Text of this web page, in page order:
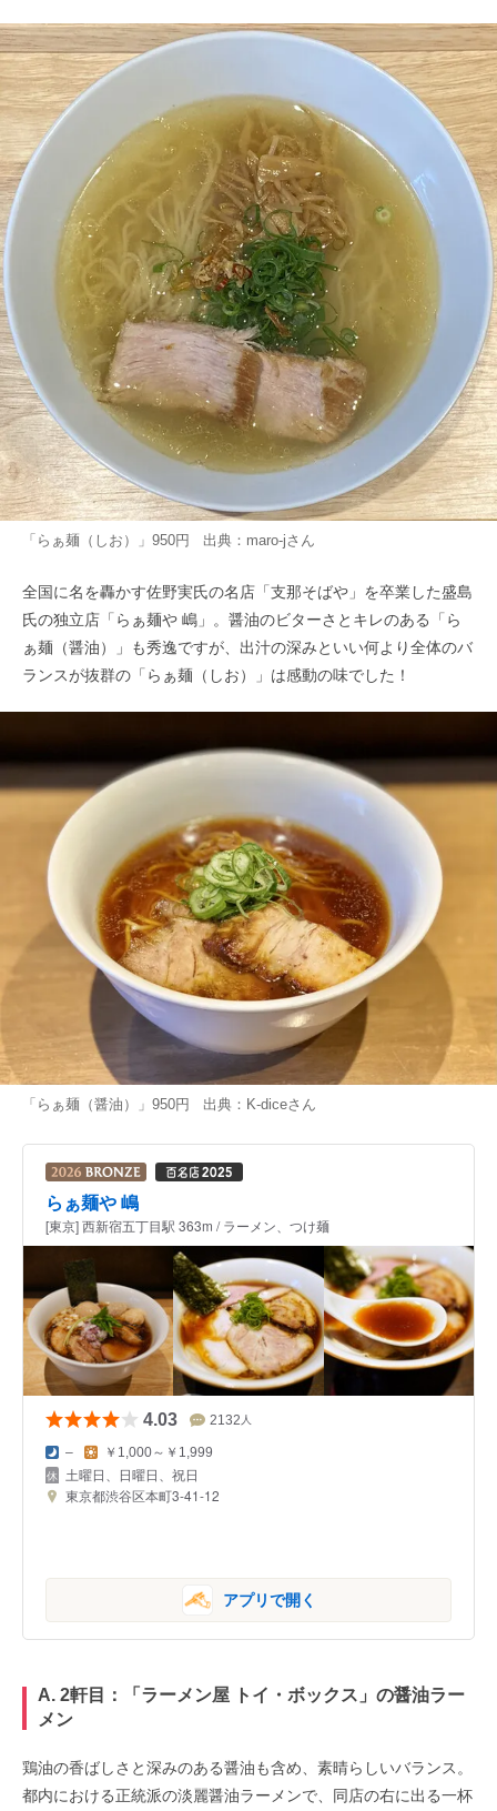
「らぁ麺（しお）」950円 出典： maro-jさん
全国に名を轟かす佐野実氏の名店「支那そばや」を卒業した盛島
氏の独立店「らぁ麺や 嶋」。醤油のビターさとキレのある「ら
ぁ麺（醤油）」も秀逸ですが、出汁の深みといい何より全体のバ
ランスが抜群の「らぁ麺（しお）」は感動の味でした！
「らぁ麺（醤油）」950円 出典： K-diceさん
らぁ麺や 嶋
[東京] 西新宿五丁目駅 363m / ラーメン、つけ麺
4.03 2132 人
– ￥1,000～￥1,999
土曜日、日曜日、祝日
東京都渋谷区本町3-41-12
アプリで開く
A. 2軒目：「 ラーメン屋 トイ・ボックス 」の醤油ラー
メン
鶏油の香ばしさと深みのある醤油も含め、素晴らしいバランス。
都内における正統派の淡麗醤油ラーメンで、同店の右に出る一杯